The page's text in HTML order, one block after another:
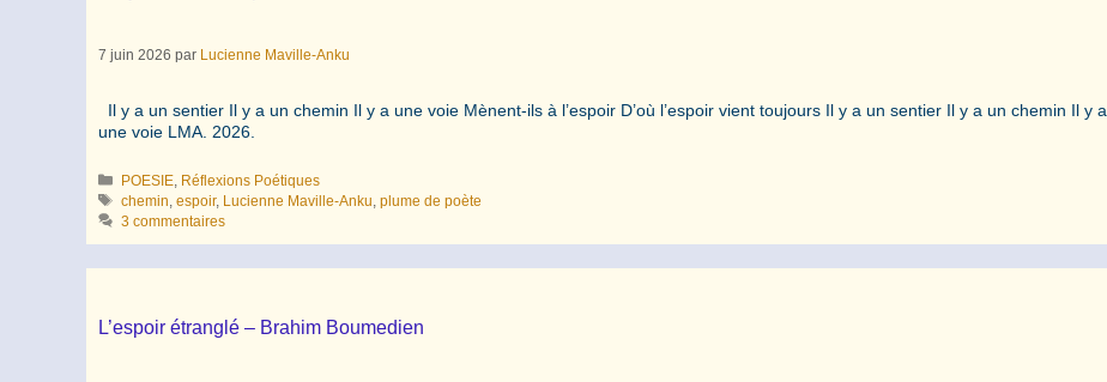
7 juin 2026 par Lucienne Maville-Anku
Il y a un sentier Il y a un chemin Il y a une voie Mènent-ils à l’espoir D’où l’espoir vient toujours Il y a un sentier Il y a un chemin Il y a
une voie LMA. 2026.
Catégories
POESIE Réflexions Poétiques
Étiquettes
chemin ,espoir, Lucienne Maville-Anku ,plume de poète
3 commentaires
L’espoir étranglé – Brahim Boumedien